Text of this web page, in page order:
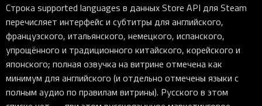
Строка supported languages в данных Store API для Steam
перечисляет интерфейс и субтитры для английского,
французского, итальянского, немецкого, испанского,
упрощённого и традиционного китайского, корейского и
японского; полная озвучка на витрине отмечена как
минимум для английского (и отдельно отмечены языки с
полным аудио по правилам витрины). Русского в этом